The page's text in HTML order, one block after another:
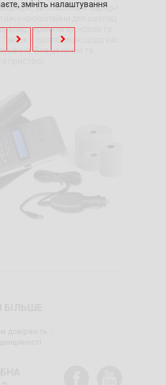
автомобільні зарядні
кронштейни для шухляд,
термопапір, чохли та
Також є пропозиція щодо кас
Все це якісні та
змініть налаштування